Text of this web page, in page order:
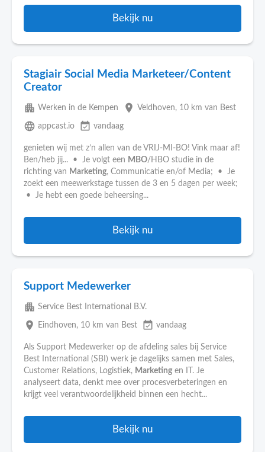
Bekijk nu
Stagiair Social Media Marketeer/Content
Creator
apartment Werken in de Kempen place Veldhoven, 10 km van Best
language appcast.io event_available vandaag
genieten wij met z’n allen van de VRIJ-MI-BO! Vink maar af!
Ben/heb jij... • Je volgt een MBO/HBO studie in de
richting van Marketing, Communicatie en/of Media; • Je
zoekt een meewerkstage tussen de 3 en 5 dagen per week;
• Je hebt een goede beheersing...
Bekijk nu
Support Medewerker
apartment Service Best International B.V.
place Eindhoven, 10 km van Best event_available vandaag
Als Support Medewerker op de afdeling sales bij Service
Best International (SBI) werk je dagelijks samen met Sales,
Customer Relations, Logistiek, Marketing en IT. Je
analyseert data, denkt mee over procesverbeteringen en
krijgt veel verantwoordelijkheid binnen een hecht...
Bekijk nu